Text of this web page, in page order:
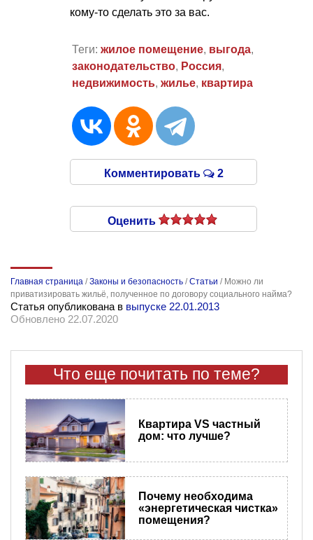
кому-то сделать это за вас.
Теги: жилое помещение, выгода,
законодательство, Россия,
недвижимость, жилье, квартира
Комментировать 2
Оценить
Главная страница /Законы и безопасность /Статьи / Можно ли
приватизировать жильё, полученное по договору социального найма?
Статья опубликована в выпуске 22.01.2013
Обновлено 22.07.2020
Что еще почитать по теме?
Квартира VS частный
дом: что лучше?
Почему необходима
«энергетическая чистка»
помещения?